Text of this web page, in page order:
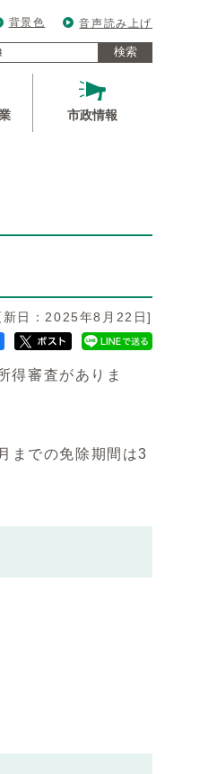
背景色 音声読み上げ
検索
市政情報
新日：2025年8月22日]
得審査がありま
までの免除期間は3